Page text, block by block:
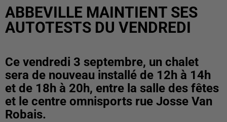
ABBEVILLE MAINTIENT SES
AUTOTESTS DU VENDREDI
Ce vendredi 3 septembre, un chalet
sera de nouveau installé de 12h à 14h
et de 18h à 20h, entre la salle des fêtes
et le centre omnisports rue Josse Van
Robais.